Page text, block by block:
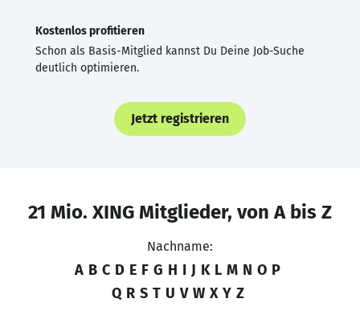
Kostenlos profitieren
Schon als Basis-Mitglied kannst Du Deine Job-Suche
deutlich optimieren.
Jetzt registrieren
21 Mio. XING Mitglieder, von A bis Z
Nachname:
A B C D E F G H I J K L M N O P
Q R S T U V W X Y Z